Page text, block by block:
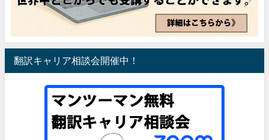
翻訳キャリア相談会開催中！